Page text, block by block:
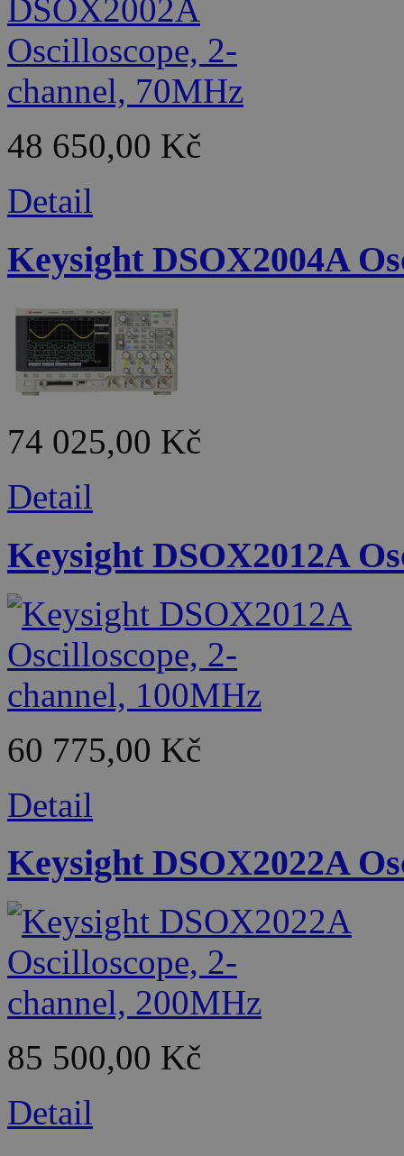
48 650,00 Kč
Detail
Keysight DSOX2004A
74 025,00 Kč
Detail
Keysight DSOX2012A
60 775,00 Kč
Detail
Keysight DSOX2022A
85 500,00 Kč
Detail